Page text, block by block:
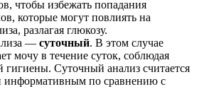
чтобы избежать попадания
которые могут повлиять на
разлагая глюкозу.
— суточный. В этом случае
мочу в течение суток, соблюдая
гигиены. Суточный анализ считается
информативным по сравнению с